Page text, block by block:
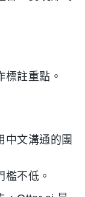
標註重點。
中文溝通的團
不低。